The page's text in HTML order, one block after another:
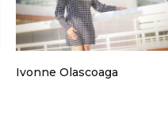
Ivonne Olascoaga